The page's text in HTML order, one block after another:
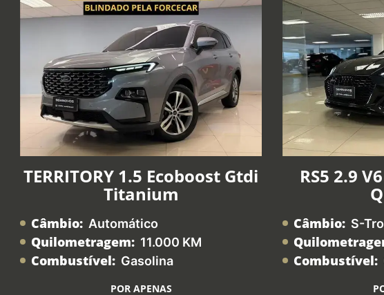
TERRITORY 1.5 Ecoboost Gtdi
Titanium
Câmbio: Automático
Quilometragem: 11.000 KM
Combustível: Gasolina
POR APENAS
RS5 2.9
Câmbio: S-
Combustível: